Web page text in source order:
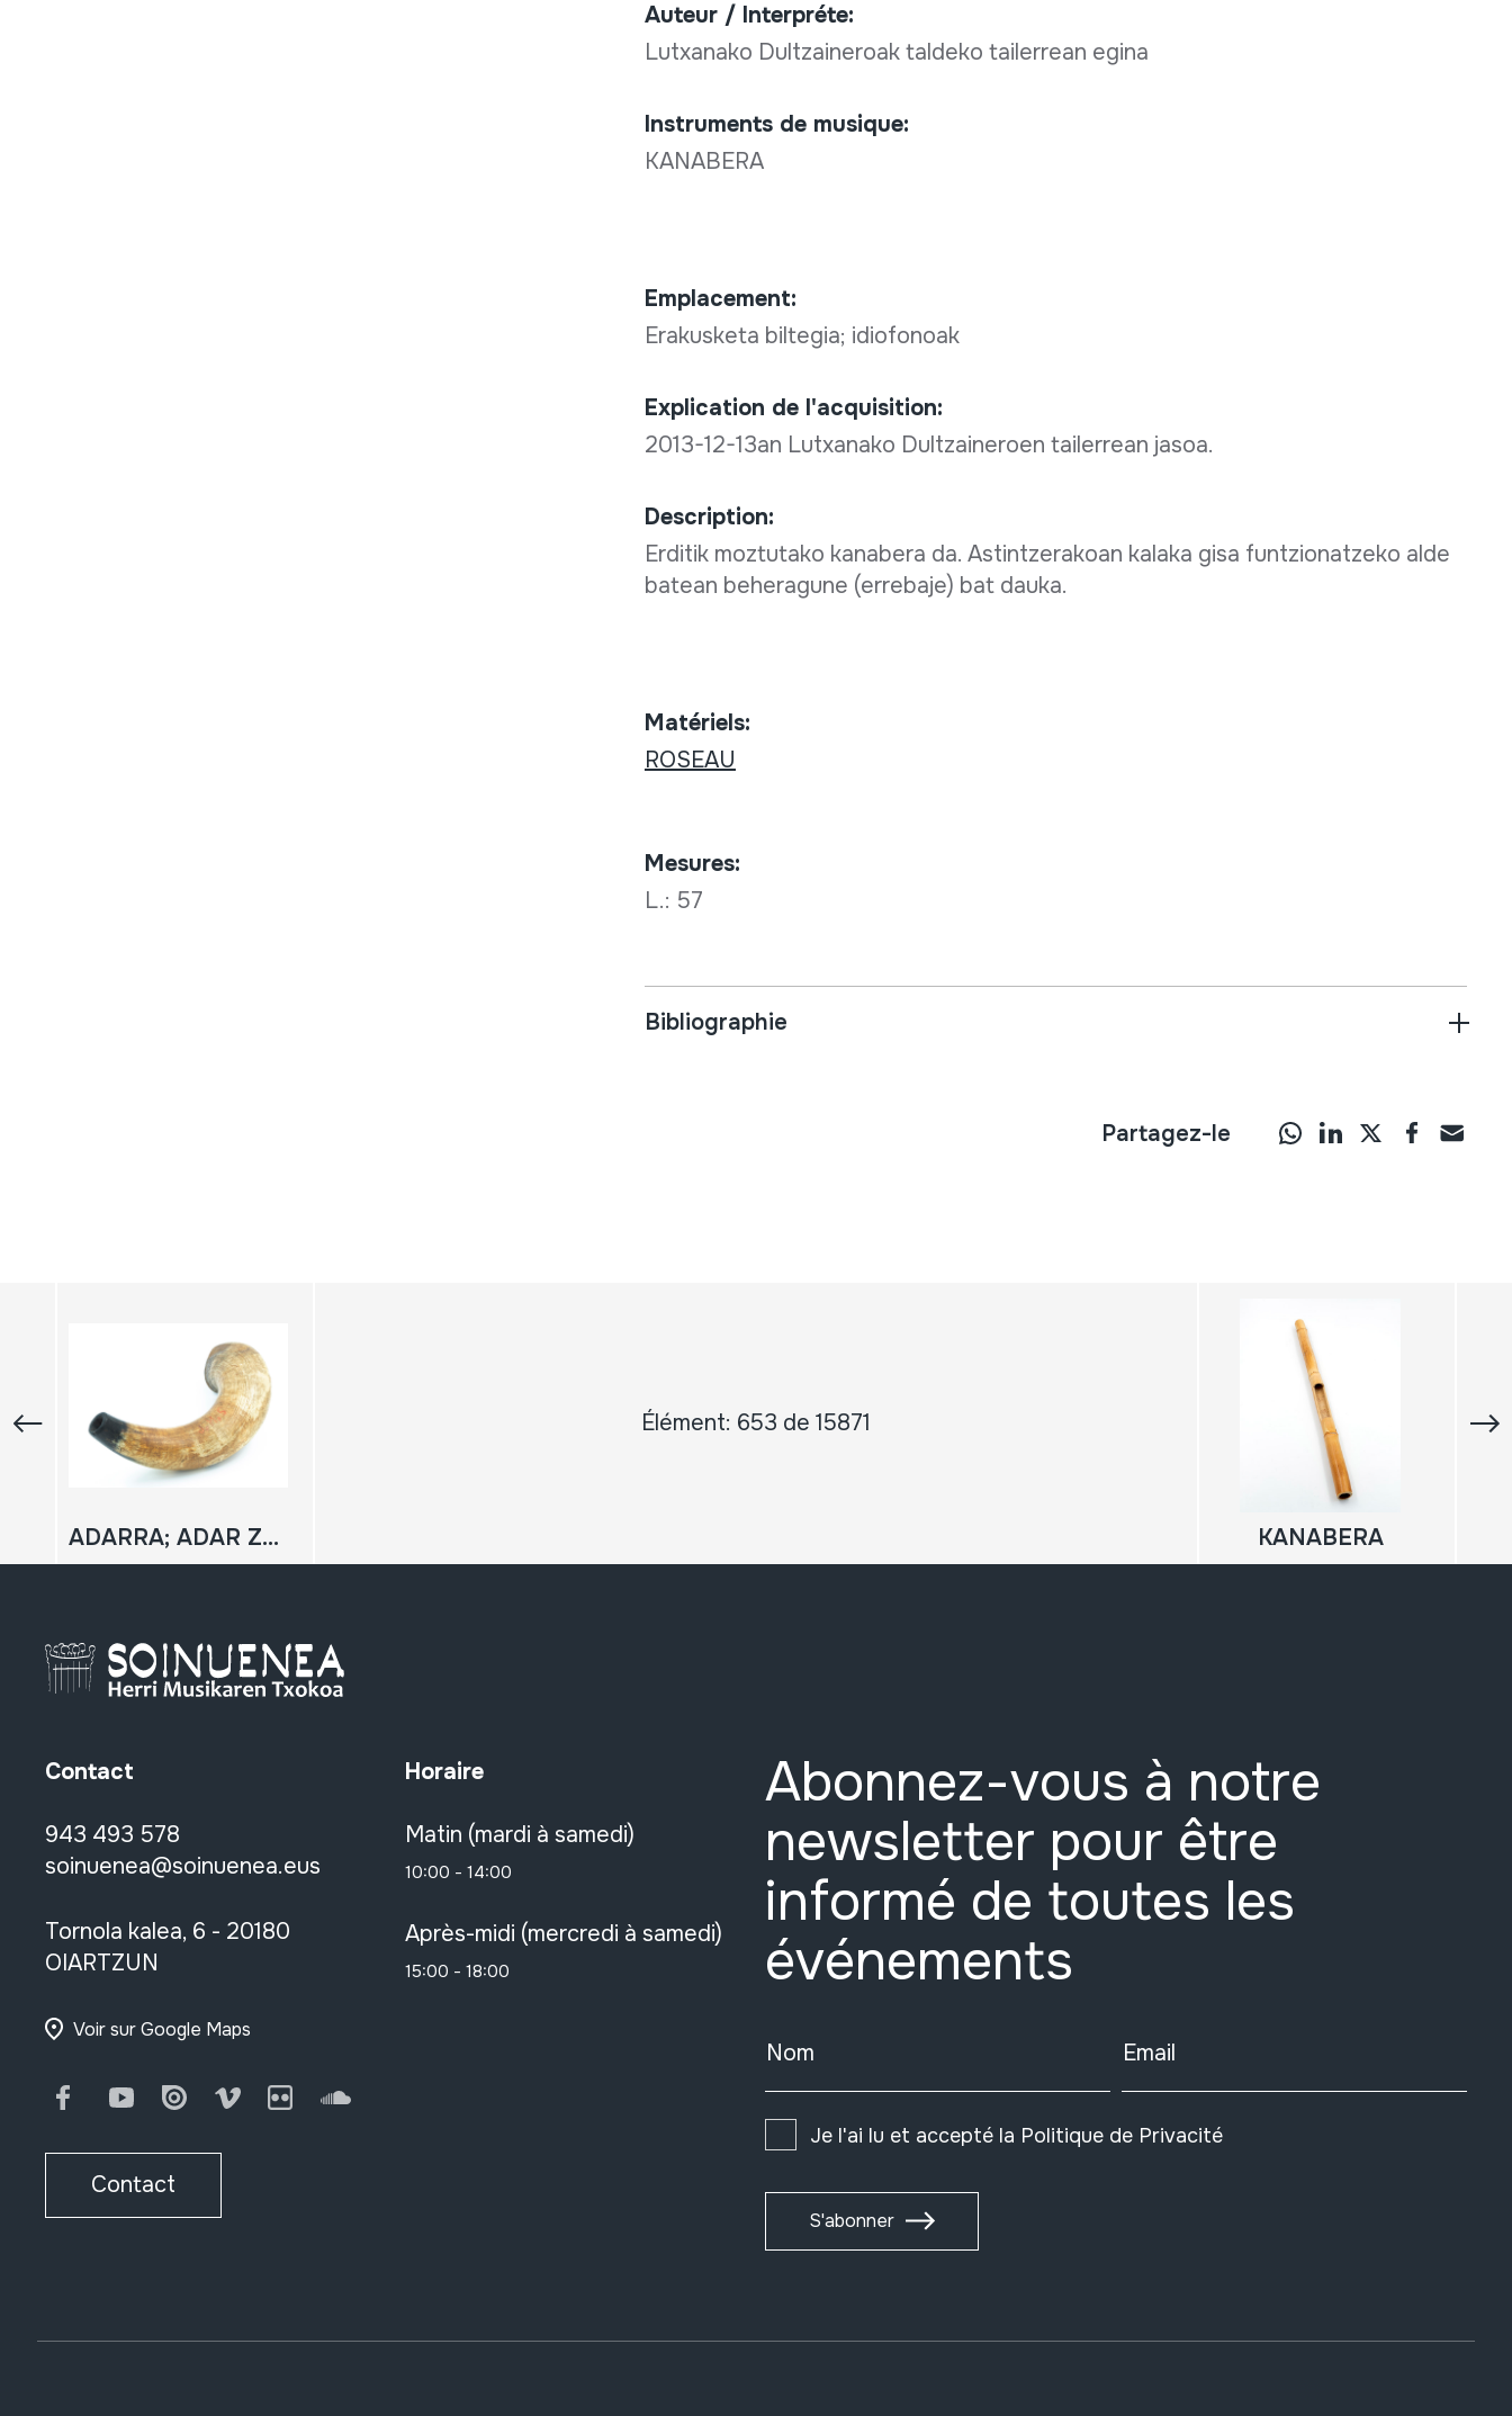
Auteur / Interpréte:
Lutxanako Dultzaineroak taldeko tailerrean egina
Instruments de musique:
KANABERA
Emplacement:
Erakusketa biltegia; idiofonoak
Explication de l'acquisition:
2013-12-13an Lutxanako Dultzaineroen tailerrean jasoa.
Description:
Erditik moztutako kanabera da. Astintzerakoan kalaka gisa funtzionatzeko alde
batean beheragune (errebaje) bat dauka.
Matériels:
ROSEAU
Mesures:
L.: 57
Bibliographie
Partagez-le
Élément: 653 de 15871
ADARRA; ADAR ZAHARRA KANABERA
Contact
943 493 578
soinuenea@soinuenea.eus
Tornola kalea, 6 - 20180
OIARTZUN
Voir sur Google Maps
FacebookYoutubeIssuu Vimeo FlickrSoundCloud
Contact
Horaire
Matin (mardi à samedi)
10:00 - 14:00
Après-midi (mercredi à samedi)
15:00 - 18:00
Abonnez-vous à notre
newsletter pour être
informé de toutes les
événements
Nom Email
Je l'ai lu et accepté la Politique de Privacité
S'abonner